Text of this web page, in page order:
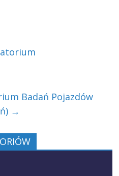
Badań Pojazdów
→